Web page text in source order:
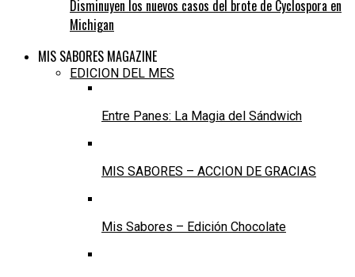
Disminuyen los nuevos casos del brote de Cyclospora en
Michigan
MIS SABORES MAGAZINE
EDICION DEL MES
Entre Panes: La Magia del Sándwich
MIS SABORES – ACCION DE GRACIAS
Mis Sabores – Edición Chocolate